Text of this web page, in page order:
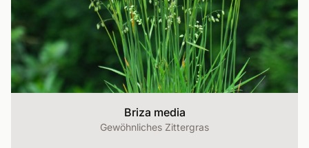
Briza media
Gewöhnliches Zittergras